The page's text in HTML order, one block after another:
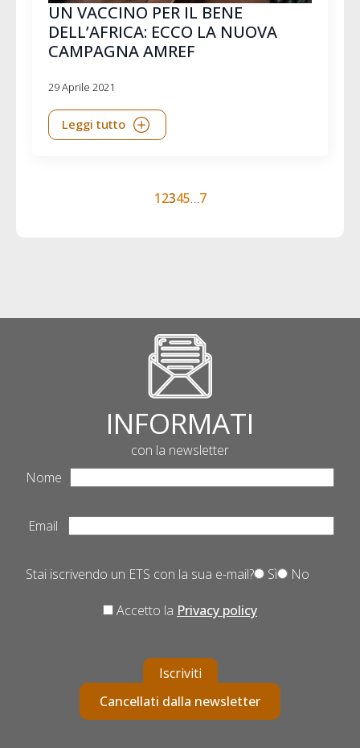
UN VACCINO PER IL BENE
DELL’AFRICA: ECCO LA NUOVA
CAMPAGNA AMREF
29 Aprile 2021
Leggi tutto
12345…7
INFORMATI
con la newsletter
Nome
Email
Stai iscrivendo un ETS con la sua e-mail? Sì No
Accetto la Privacy policy
Iscriviti
Cancellati dalla newsletter